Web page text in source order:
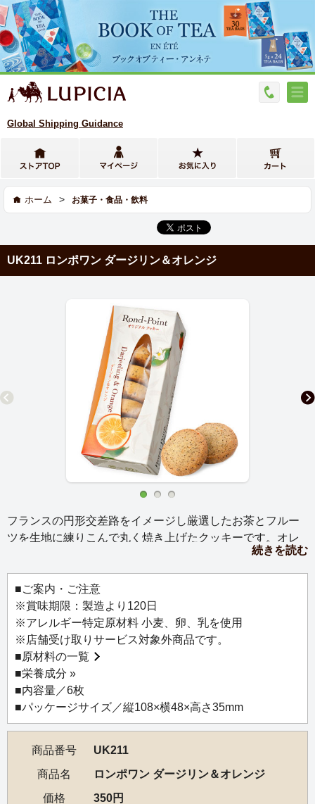
Global Shipping Guidance
ホーム > お菓子・食品・飲料
UK211 ロンポワン ダージリン＆オレンジ
フランスの円形交差路をイメージし厳選したお茶とフルー
ツを生地に練りこんで丸く焼き上げたクッキーです。オレ
ンジの甘みとほのかな酸味が上品なダージリンの香りを引
き立てます。
続きを読む
■ご案内・ご注意
※賞味期限：製造より120日
※アレルギー特定原材料 小麦、卵、乳を使用
※店舗受け取りサービス対象外商品です。
■原材料の一覧
■栄養成分 »
■内容量／6枚
■パッケージサイズ／縦108×横48×高さ35mm
商品番号
UK211
商品名
ロンポワン ダージリン＆オレンジ
価格
350円